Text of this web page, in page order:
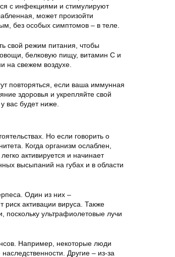
с инфекциями и стимулируют
может произойти
без особых симптомов – в теле.
свой режим питания, чтобы
белковую пищу, витамин С и
на свежем воздухе.
повторяться, если ваша иммунная
здоровья и укрепляйте свой
вас будет ниже.
Но если говорить о
Когда организм ослаблен,
активируется и начинает
высыпаний на губах и в области
. Один из них –
активации вируса. Также
поскольку ультрафиолетовые лучи
Например, некоторые люди
Другие – из-за